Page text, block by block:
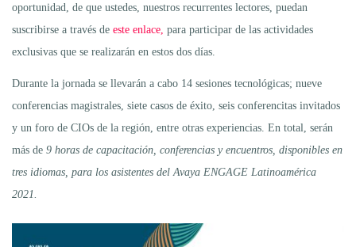
oportunidad, de que ustedes, nuestros recurrentes lectores, puedan
suscribirse a través de este enlace, para participar de las actividades
exclusivas que se realizarán en estos dos días.
Durante la jornada se llevarán a cabo 14 sesiones tecnológicas; nueve
conferencias magistrales, siete casos de éxito, seis conferencitas invitados
y un foro de CIOs de la región, entre otras experiencias. En total, serán
más de 9 horas de capacitación, conferencias y encuentros, disponibles en
tres idiomas, para los asistentes del Avaya ENGAGE Latinoamérica
2021.